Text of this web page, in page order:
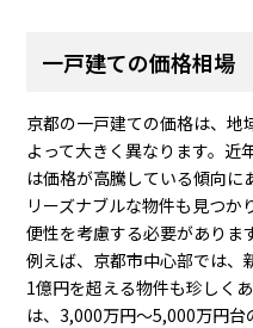
一戸建ての価格相場
京都の一戸建ての価格は、地
よって大きく異なります。近
は価格が高騰している傾向
リーズナブルな物件も見つか
便性を考慮する必要がありま
例えば、京都市中心部では
1億円を超える物件も珍しく
は、3,000万円～5,000万円